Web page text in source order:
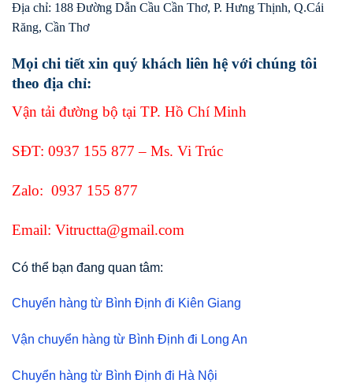
Địa chỉ: 188 Đường Dẫn Cầu Cần Thơ, P. Hưng Thịnh, Q.Cái
Răng, Cần Thơ
Mọi chi tiết xin quý khách liên hệ với chúng tôi
theo địa chỉ:
Vận tải đường bộ tại TP. Hồ Chí Minh
SĐT: 0937 155 877 – Ms. Vi Trúc
Zalo: 0937 155 877
Email: Vitructta@gmail.com
Có thể bạn đang quan tâm:
Chuyển hàng từ Bình Định đi Kiên Giang
Vận chuyển hàng từ Bình Định đi Long An
Chuyển hàng từ Bình Định đi Hà Nội